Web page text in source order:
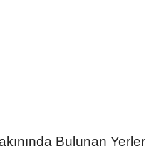
Bulunan Yerler